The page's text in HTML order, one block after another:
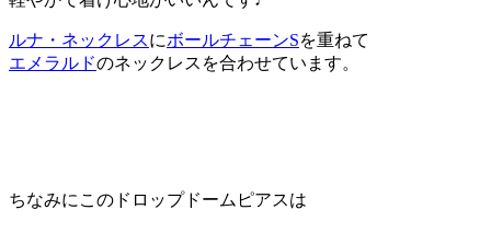
ルナ・ネックレスにボールチェーンSを重ねて
エメラルドのネックレスを合わせています。
ちなみにこのドロップドームピアスは